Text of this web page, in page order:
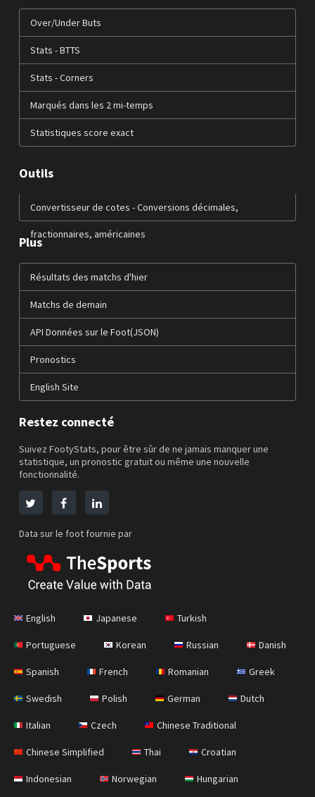
Over/Under Buts
Stats - BTTS
Stats - Corners
Marqués dans les 2 mi-temps
Statistiques score exact
Outils
Convertisseur de cotes - Conversions décimales,
fractionnaires, américaines
Plus
Résultats des matchs d'hier
Matchs de demain
API Données sur le Foot(JSON)
Pronostics
English Site
Restez connecté
Suivez FootyStats, pour être sûr de ne jamais manquer une
statistique, un pronostic gratuit ou même une nouvelle
fonctionnalité.
Data sur le foot fournie par
English Japanese Turkish
Portuguese Korean Russian Danish
Spanish French Romanian Greek
Swedish Polish German Dutch
Italian Czech Chinese Traditional
Chinese Simplified Thai Croatian
Indonesian Norwegian Hungarian